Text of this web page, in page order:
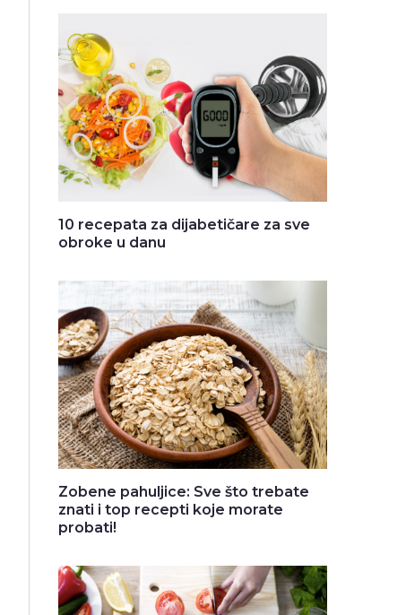
10 recepata za dijabetičare za sve
obroke u danu
Zobene pahuljice: Sve što trebate
znati i top recepti koje morate
probati!